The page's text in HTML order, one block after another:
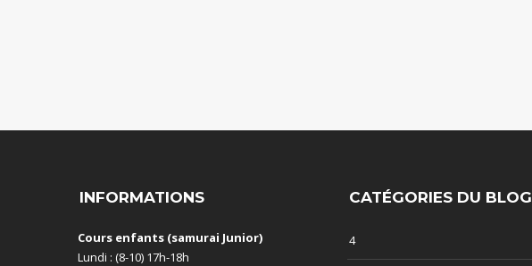
INFORMATIONS
Cours enfants (samurai Junior)
Lundi : (8-10) 17h-18h
CATÉGORIES DU BLOG
4